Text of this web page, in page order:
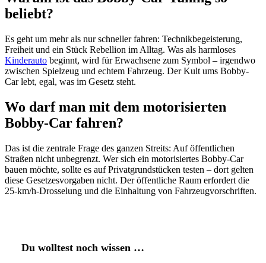
beliebt?
Es geht um mehr als nur schneller fahren: Technikbegeisterung,
Freiheit und ein Stück Rebellion im Alltag. Was als harmloses
Kinderauto beginnt, wird für Erwachsene zum Symbol – irgendwo
zwischen Spielzeug und echtem Fahrzeug. Der Kult ums Bobby-
Car lebt, egal, was im Gesetz steht.
Wo darf man mit dem motorisierten
Bobby-Car fahren?
Das ist die zentrale Frage des ganzen Streits: Auf öffentlichen
Straßen nicht unbegrenzt. Wer sich ein motorisiertes Bobby-Car
bauen möchte, sollte es auf Privatgrundstücken testen – dort gelten
diese Gesetzesvorgaben nicht. Der öffentliche Raum erfordert die
25-km/h-Drosselung und die Einhaltung von Fahrzeugvorschriften.
Du wolltest noch wissen …